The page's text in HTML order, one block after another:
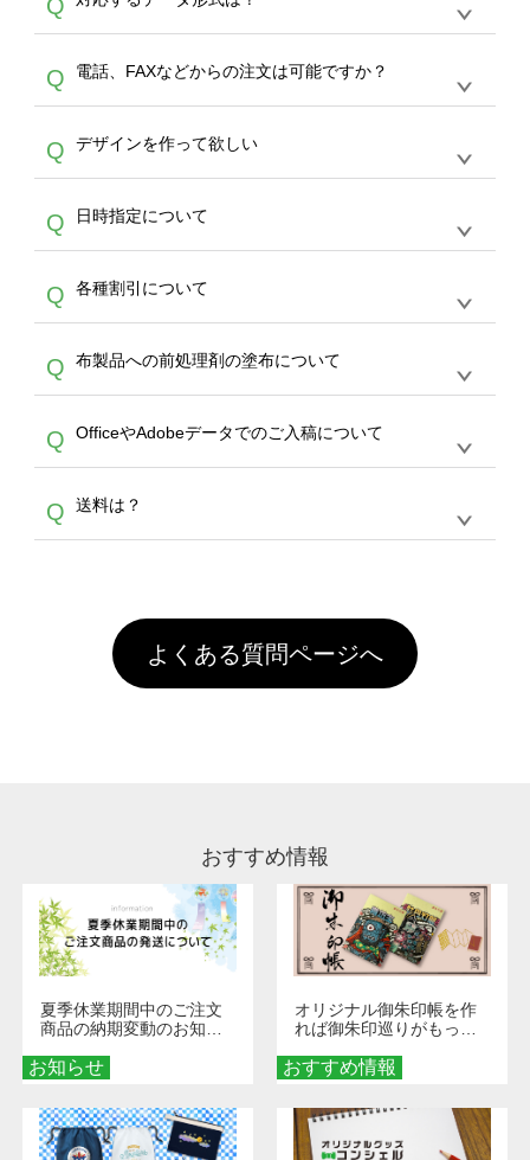
生産にて承っております。デザインツールから
デザインの作成から決済まで完了できます。
30枚以上やシルク印刷など、大口注文の場合
は、サポートが担当するエコバッグコンシェル
やタンブラーコンシェルをご利用ください。製
作する数量が多ければ多いほど、オンデマンド
サービスよりも低価格で製作することが可能で
す。
Q
A
ドできるデータ形式は、JPG / PNG / AI / PSD /
PDF 形式になります。データの最大サイズ
写真などもアップロード可能です。使用できな
い画像はエラーになります。（※ Illustratorか
らの直接入稿には対応していません。AIで保存
し、デザインツールからアップロードして下さ
い）
Q 電話、FAXなどからの注文は可能ですか？
A
文のみ受け付けております。30個以上のご製
作をお考えの方は、サポートが担当するエコバ
スをご利用頂ければ、電話やFAX、メールなど
でご注文が可能です。
Q デザインを作って欲しい
A
を作って欲しい。などの場合は、製作数量が
30個以上であれば、サポート担当が、デザイ
バッグコンシェル
サー
ビスをご利用ください。(※ 30個以下の場合
は、デザインツールをご利用ください)
Q 日時指定について
A
ん。発送後18時以降に配送業者・伝票番号を
メールでお知らせいたしますので、直接配送業
者にご連絡いただき調整をお願い致します。
Q 各種割引について
A
カート内で自動的に割引(最大50%)が適用され
ます。 【付与ポイント】購入金額の1％が1ポ
イントとして付与され、次回ご注文時に1ポイ
ント＝1円としてお使いいただけます。ポイン
トは発送完了の翌日に付与され、次回ご注文時
からご利用頂けます。ポイントの有効期限は一
年間です。【会員ランク】過去10カ月のご注
文回数により会員ランク割引(最大5%)が適用
頂いても、ログインがされていなければ、ラン
クにカウントがされません。
Q 布製品への前処理剤の塗布について
A
意点（前処理剤）】カラー生地（Tシャツのホ
ワイト、トートバッグのナチュラル、ホワイト
といって、プリントを定着させるための処理剤
を塗布しており、短納期・低価格で商品をお届
害な性質で、水洗いで落とすことが可能です。
お手数ですが、お客様ご自身にて着用前に落と
していただけますようお願いいたします。※1
通常注文・直送機能でのご注文に関わらず、前
Q OfficeやAdobeデータでのご入稿について
A
ません。いずれのデータも該当デザインのみ画
像(JPEG,PNG,GIF,PDF)に変換、またはAdobe
Q 送料は？
引」などによるお値引きで4,000円未満になる
場合は送料がかかりますので、ご注意くださ
い。
よくある質問ページへ
おすすめ情報
お知らせ
夏季休業期間中のご注文
商品の納期変動のお知ら
おすすめ情報
オリジナル御朱印帳を作
れば御朱印巡りがもっと
ダーメイドする魅力と選
び方